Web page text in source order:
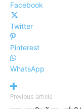
Facebook
Twitter
Pinterest
WhatsApp
Previous article